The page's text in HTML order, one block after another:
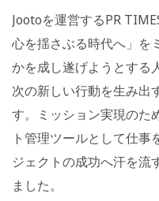
Jootoを運営するPR
心を揺さぶる時代へ」を
かを成し遂げようとする
次の新しい行動を生み出
す。ミッション実現のた
ト管理ツールとして仕事
ジェクトの成功へ汗を流
ました。